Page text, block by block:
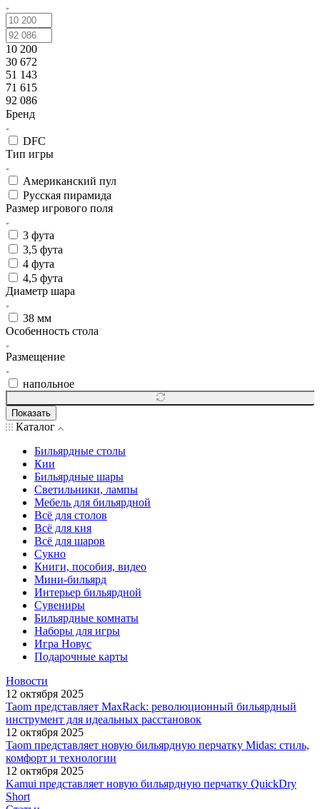
10 200
30 672
51 143
71 615
92 086
Бренд
DFC
Тип игры
Американский пул
Русская пирамида
Размер игрового поля
3 фута
3,5 фута
4 фута
4,5 фута
Диаметр шара
38 мм
Особенность стола
Размещение
напольное
Показать
Каталог
Бильярдные столы
Кии
Бильярдные шары
Светильники, лампы
Мебель для бильярдной
Всё для столов
Всё для кия
Всё для шаров
Сукно
Книги, пособия, видео
Мини-бильярд
Интерьер бильярдной
Сувениры
Бильярдные комнаты
Наборы для игры
Игра Новус
Подарочные карты
Новости
12 октября 2025
Taom представляет MaxRack: революционный бильярдный
инструмент для идеальных расстановок
12 октября 2025
Taom представляет новую бильярдную перчатку Midas: стиль,
комфорт и технологии
12 октября 2025
Kamui представляет новую бильярдную перчатку QuickDry
Short